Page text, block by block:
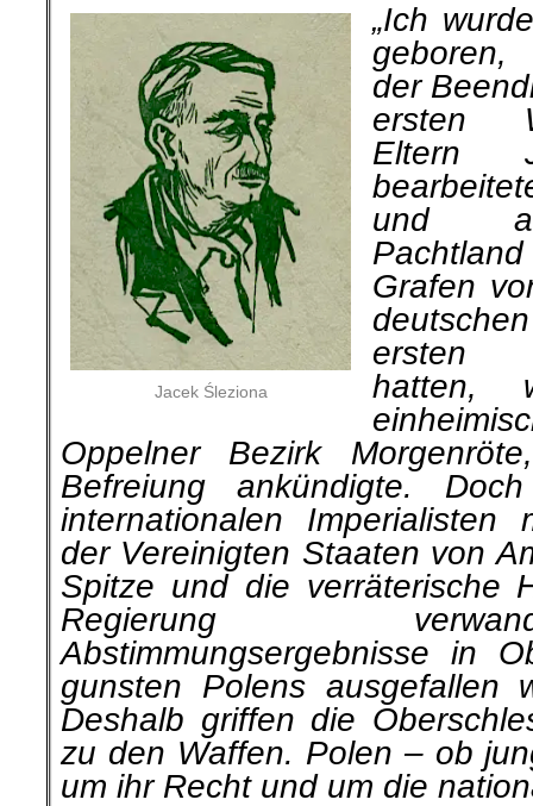
Jacek Śleziona
„Ich
der
ersten
Eltern
und
Grafen
ersten
hatten,
Oppelner Bezirk
Befreiung ankündigte.
internationalen Imperialisten
der Vereinigten Staaten von
Spitze und die verräterische
Regie­rung
Abstimmungsergebnisse in
gunsten Polens ausgefallen
Deshalb griffen die
zu den Waffen. Polen – ob
um ihr Recht und um die